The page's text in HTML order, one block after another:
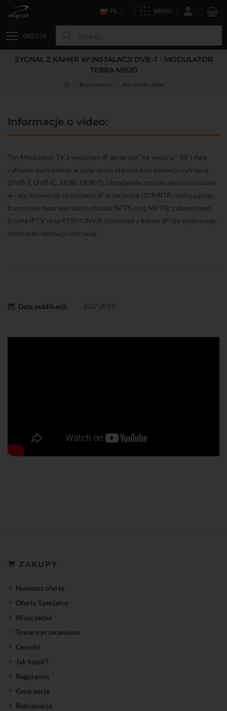
PL MENU
OFERTA
SYGNAŁ Z KAMER W INSTALACJI DVB-T - MODULATOR
TERRA MI520
Baza wiedzy Poradniki video
Informacje o video:
Ten Modulator TV z wejściem IP generuje "na wyjściu" (RF) dwa
cyfrowe multipleksy w wybranym standardzie telewizji cyfrowej
(DVB-T, DVB-C, J.83B, ISDB-T). Urządzenie zostało skonstruowane
w celu konwersji strumienia IP w technice UDP/RTP, realizującego
transmisje typu unicast/multicast (SPTS oraz MPTS), z dowolnego
źródła IPTV oraz RTSP/ONVIF (strumień z kamer IP) do wybranego
standardu telewizji cyfrowej.
Data publikacji: 8.07.2019
ZAKUPY
Nowości oferty
Oferty Specjalne
Wyprzedaż
Towary przecenione
Cenniki
Jak kupić?
Regulamin
Gwarancja
Reklamacje